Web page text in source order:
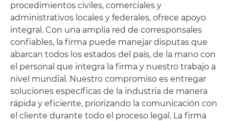
procedimientos civiles, comerciales y
administrativos locales y federales, ofrece apoyo
integral. Con una amplia red de corresponsales
confiables, la firma puede manejar disputas que
abarcan todos los estados del país, de la mano con
el personal que integra la firma y nuestro trabajo a
nivel mundial. Nuestro compromiso es entregar
soluciones específicas de la industria de manera
rápida y eficiente, priorizando la comunicación con
el cliente durante todo el proceso legal. La firma